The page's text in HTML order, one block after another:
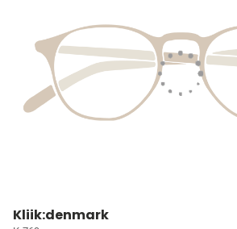
Kliik:denmark